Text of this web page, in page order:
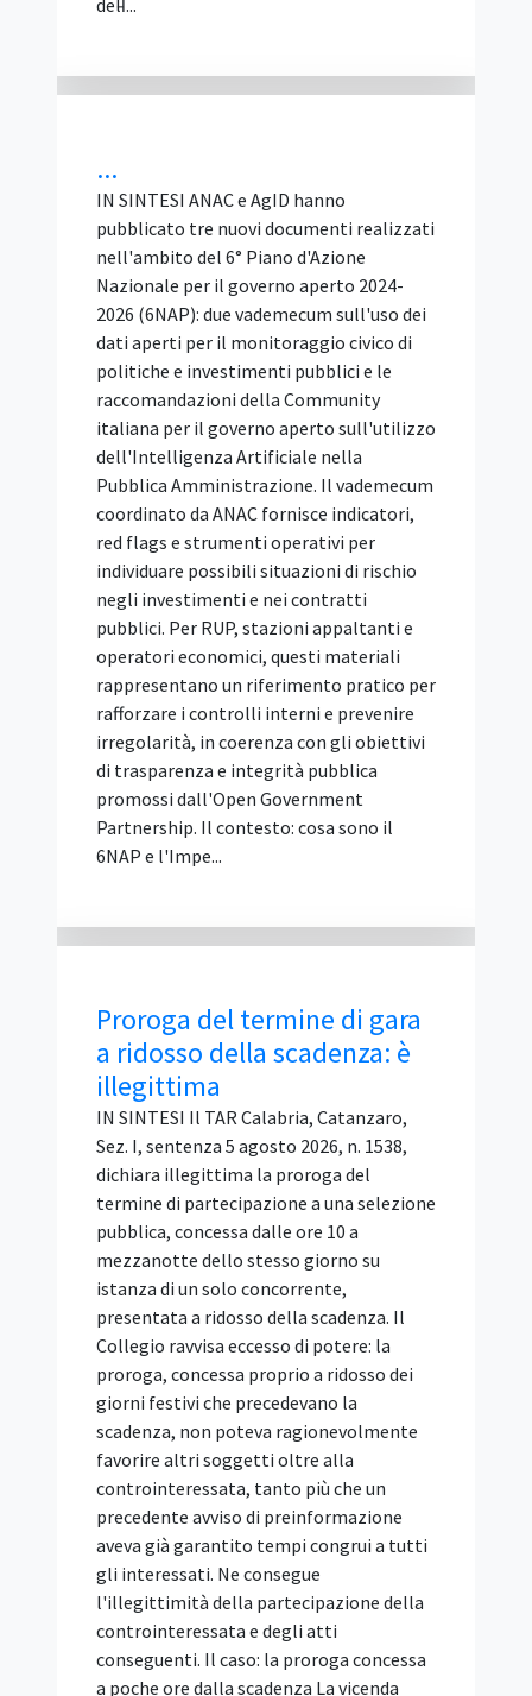
Bando tipo vincolante: cosa dispone l'art.
Il Bando tipo n. 2/2026 non è un modello
Unicità dell’Offerta: le
Offerte Alternative Sono
Vietate
IN SINTESI Il Tar Lazio, Roma, Sez. II bis,
con la sentenza 4 agosto 2026, n. 14084,
ribadisce che il principio di unicità
dell'offerta vieta a ogni concorrente di
presentare più di una proposta in gara. La
regola serve a garantire la comparazione
tra i partecipanti in condizioni di parità.
Nel caso deciso, un'impresa aveva offerto
un prodotto diverso da quello richiesto
nelle specifiche tecniche, dichiarandosi
però disponibile a fornire il materiale
originariamente indicato qualora la
stazione appaltante lo avesse ritenuto
inderogabile. Per il Tar questa è un'offerta
condizionata e alternativa, vietata
perché attribuisce al concorrente un
ventaglio di opzioni precluso agli altri
rifiuti), ...
IGF Italia 2026: il
programma delle sessioni è
definito
IN SINTESI Il Comitato IGF Italia,
costituito presso il Dipartimento per la
trasformazione digitale, ha reso noto il
programma di IGF Italia 2026, in
calendario a Napoli il 29 e 30 ottobre
2026. Il programma comprende 19
sessioni, definite dopo una consultazione
pubblica che ha raccolto oltre 300
contributi da istituzioni, PA, università,
imprese, comunità tecnica e società
civile. Gli incontri saranno dedicati a otto
aree tematiche: intelligenza artificiale,
cybersicurezza e fiducia digitale,
sovranità digitale, competenze digitali e
inclusione, informazione e